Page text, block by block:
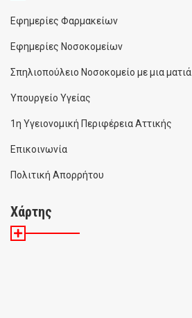
Εφημερίες Φαρμακείων
Εφημερίες Νοσοκομείων
Σπηλιοπούλειο Νοσοκομείο με μια ματιά
Υπουργείο Υγείας
1η Υγειονομική Περιφέρεια Αττικής
Επικοινωνία
Πολιτική Απορρήτου
Χάρτης